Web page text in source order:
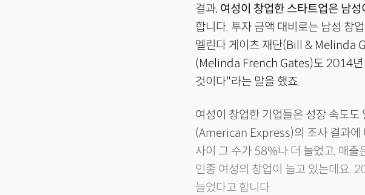
결과, 여성이 창업한 스타트업은 남
합니다. 투자 금액 대비로는 남성 창
멜린다 게이츠 재단(Bill & Melinda
(Melinda French Gates)도 2014년
것이다"라는 말을 했죠.
여성이 창업한 기업들은 성장 속도
(American Express)의 조사 결과에
사이 그 수가 58%나 더 늘었고, 매
인종 여성의 창업이 늘고 있는데요.
늘었다고 합니다.